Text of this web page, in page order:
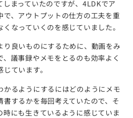
まっていたのですが、4LDKでア
で、アウトプットの仕方の工夫を重
なっていくのを感じていました。
り良いものにするために、動画をみ
議事録やメモをとるのも効率よく
ています。
かるようにするにはどのようにメモ
書するかを毎回考えていたので、そ
時にも生きているように感じていま